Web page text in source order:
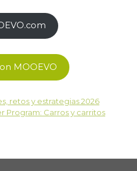
MOOEVO
retos y estrategias 2026
Program: Carros y carritos